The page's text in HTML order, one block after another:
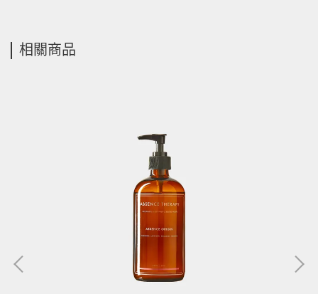
相關商品